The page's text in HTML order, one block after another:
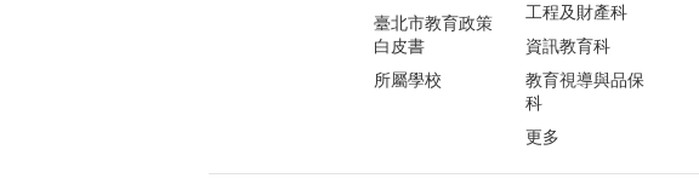
臺北市教育政策
白皮書
所屬學校
工程及財產科
資訊教育科
教育視導與品保
科
更多